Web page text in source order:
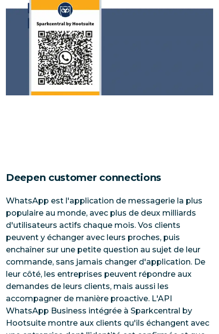
Deepen customer connections
WhatsApp est l'application de messagerie la plus
populaire au monde, avec plus de deux milliards
d'utilisateurs actifs chaque mois. Vos clients
peuvent y échanger avec leurs proches, puis
enchaîner sur une petite question au sujet de leur
commande, sans jamais changer d'application. De
leur côté, les entreprises peuvent répondre aux
demandes de leurs clients, mais aussi les
accompagner de manière proactive. L'API
WhatsApp Business intégrée à Sparkcentral by
Hootsuite montre aux clients qu'ils échangent avec